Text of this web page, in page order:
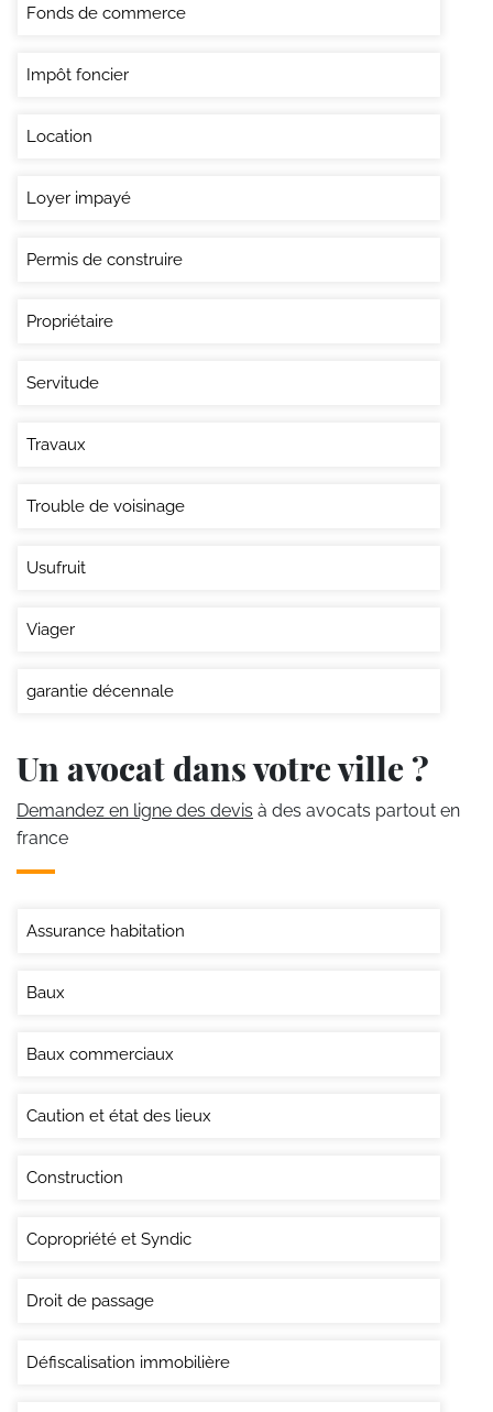
Fonds de commerce
Impôt foncier
Location
Loyer impayé
Permis de construire
Propriétaire
Servitude
Travaux
Trouble de voisinage
Usufruit
Viager
garantie décennale
Un avocat dans votre ville ?
Demandez en ligne des devis à des avocats partout en
france
Assurance habitation
Baux
Baux commerciaux
Caution et état des lieux
Construction
Copropriété et Syndic
Droit de passage
Défiscalisation immobilière